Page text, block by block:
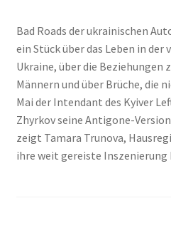
Bad Roads der ukrainischen
ein Stück über das Leben in der
Ukraine, über die Beziehungen
Männern und über Brüche, die
Mai der Intendant des Kyiver
Zhyrkov seine Antigone-
zeigt Tamara Trunova,
ihre weit gereiste Inszenierung